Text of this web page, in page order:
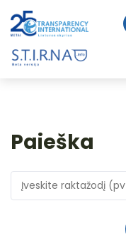
Paieška